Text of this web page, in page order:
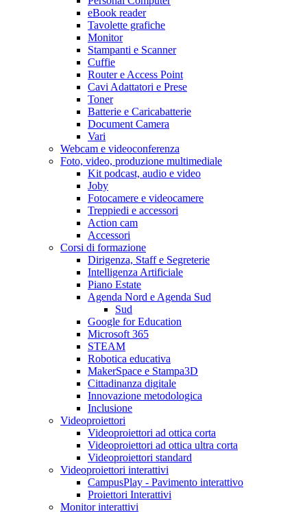
eBook reader
Tavolette grafiche
Monitor
Stampanti e Scanner
Cuffie
Router e Access Point
Cavi Adattatori e Prese
Toner
Batterie e Caricabatterie
Document Camera
Vari
Webcam e videoconferenza
Foto, video, produzione multimediale
Kit podcast, audio e video
Joby
Fotocamere e videocamere
Treppiedi e accessori
Action cam
Accessori
Corsi di formazione
Dirigenza, Staff e Segreterie
Intelligenza Artificiale
Piano Estate
Agenda Nord e Agenda Sud
Sud
Google for Education
Microsoft 365
STEAM
Robotica educativa
MakerSpace e Stampa3D
Cittadinanza digitale
Innovazione metodologica
Inclusione
Videoproiettori
Videoproiettori ad ottica corta
Videoproiettori ad ottica ultra corta
Videoproiettori standard
Videoproiettori interattivi
CampusPlay - Pavimento interattivo
Proiettori Interattivi
Monitor interattivi